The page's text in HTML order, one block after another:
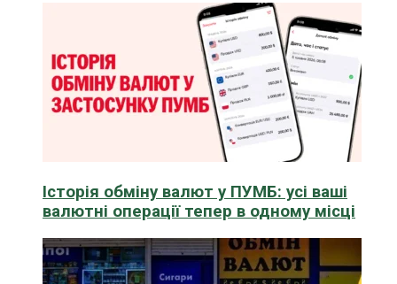
Історія обміну валют у ПУМБ: усі ваші
валютні операції тепер в одному місці